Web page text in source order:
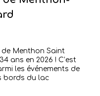
de Menthon Saint
ans en 2026 ! C’est
les événements de
bords du lac